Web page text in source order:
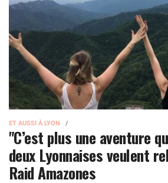
ET AUSSI À LYON
"C’est plus une aventure
deux Lyonnaises veulent
Raid Amazones